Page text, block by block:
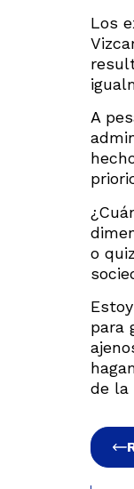
Los
A
o
para
de la